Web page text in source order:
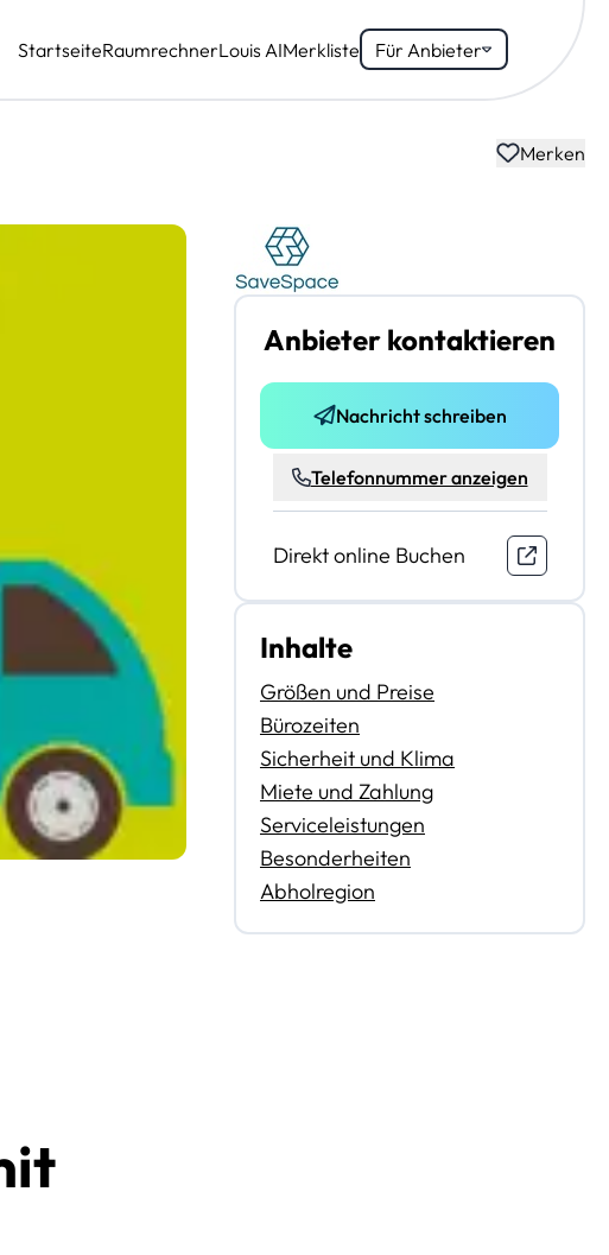
StartseiteRaumrechnerLouis AIMerkliste Für Anbieter
Merken
Anbieter kontaktieren
Nachricht schreiben
Telefonnummer anzeigen
Direkt online Buchen
Inhalte
Größen und Preise
Bürozeiten
Sicherheit und Klima
Miete und Zahlung
Serviceleistungen
Besonderheiten
Abholregion